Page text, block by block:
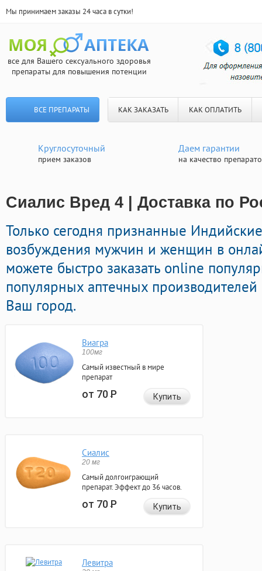
Мы принимаем заказы 24 часа в сутки!
все для Вашего сексуального здоровья
препараты для повышения потенции
ВСЕ ПРЕПАРАТЫ КАК ЗАКАЗАТЬ КАК ОПЛАТИТЬ
Круглосуточный
прием заказов
Даем гарантии
на качество
Сиалис Вред 4 | Доставка по
Только сегодня признанные
возбуждения мужчин и женщин в
можете быстро заказать online
популярных аптечных производителей
Ваш город.
Виагра
100мг
Самый известный в мире
препарат
от 70Р Купить
Сиалис
20 мг
Самый долгоиграющий
препарат. Эффект до 36 часов.
от 70Р Купить
Левитра